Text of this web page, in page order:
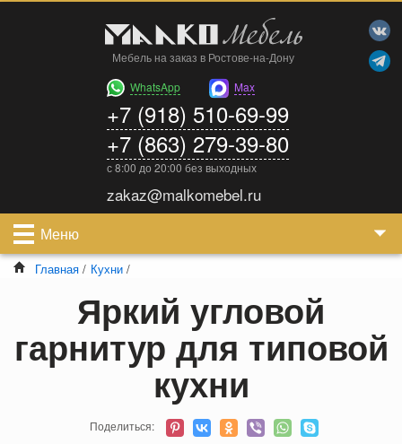
Мебель на заказ в Ростове-на-Дону
WhatsApp
Max
+7 (918) 510-69-99
+7 (863) 279-39-80
с 8:00 до 20:00 без выходных
zakaz@malkomebel.ru
Меню
Главная / Кухни /
Яркий угловой
гарнитур для типовой
кухни
Поделиться: